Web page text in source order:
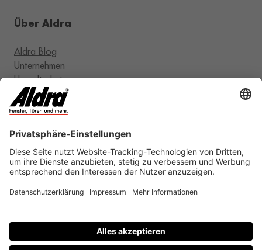
Über Aldra
Aldra Blog
Unternehmen
Umweltschutz
RAL-Zertifizierung
Karriere
Rechtliches
AGB
Impressum